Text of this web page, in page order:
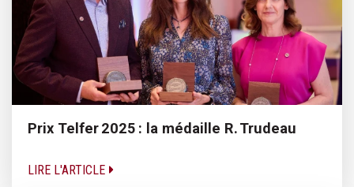
Prix Telfer 2025 : la médaille R. Trudeau
LIRE L'ARTICLE